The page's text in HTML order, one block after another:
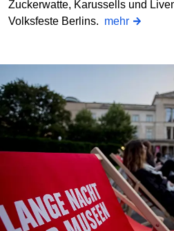
Zuckerwatte, Karussells und
Volksfeste Berlins. mehr